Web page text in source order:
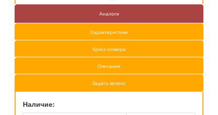
Аналоги
Характеристики
Кросс-номера
Описание
Задать вопрос
Наличие: